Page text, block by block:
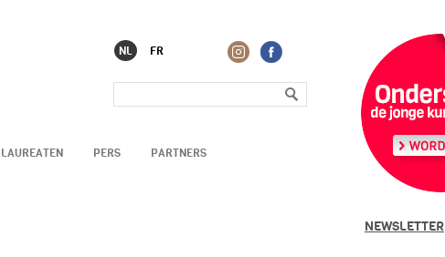
NL FR
LAUREATEN PERS PARTNERS
NEWSLETTER